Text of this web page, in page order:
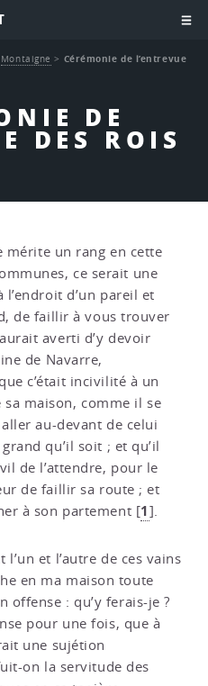
DE
DES ROIS
Montaigne > Cérémonie de l’entrevue
mérite un rang en cette
ce serait une
d’un pareil et
de faillir à vous trouver
averti d’y devoir
de Navarre,
c’était incivilité à un
maison, comme il se
au-devant de celui
qu’il soit ; et qu’il
de l’attendre, pour le
de faillir sa route ; et
à son partement [1].
et l’autre de ces vains
en ma maison toute
offense : qu’y ferais-je ?
pour une fois, que à
une sujétion
on la servitude des